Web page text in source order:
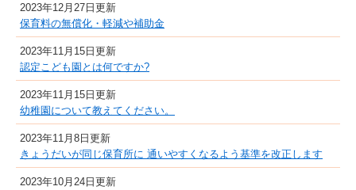
2023年12月27日更新
保育料の無償化・軽減や補助金
2023年11月15日更新
認定こども園とは何ですか?
2023年11月15日更新
幼稚園について教えてください。
2023年11月8日更新
きょうだいが同じ保育所に 通いやすくなるよう基準を改正します
2023年10月24日更新